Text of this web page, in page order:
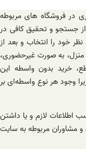
در فروشگاه های مربوطه
جستجو و تحقیق کافی در
خود را انتخاب و بعد از
به صورت غیرحضوری،
خرید بدون واسطه این
وجود هر نوع واسطه‌ای بر
اطلاعات لازم و یا داشتن
و مشاوران مربوطه به سایت